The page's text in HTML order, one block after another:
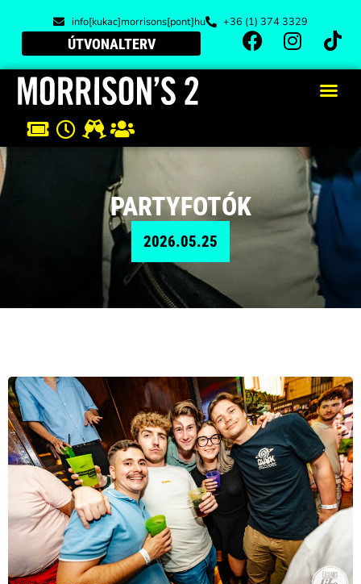
info[kukac]morrisons[pont]hu +36 (1) 374 3329
ÚTVONALTERV
PARTYFOTÓK
2026.05.25